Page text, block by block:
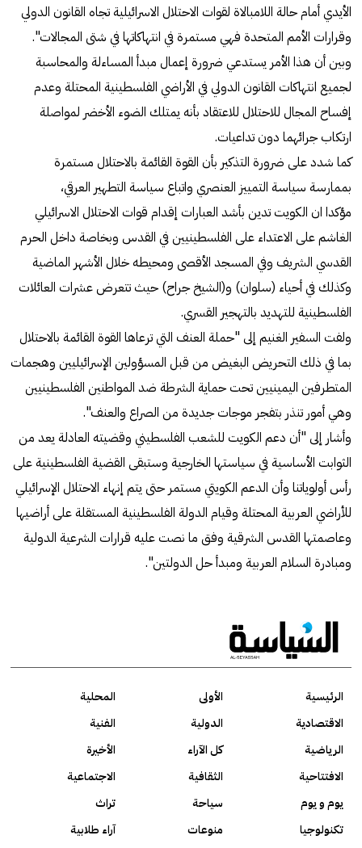
الأيدي أمام حالة اللامبالاة لقوات الاحتلال الاسرائيلية تجاه القانون الدولي
وقرارات الأمم المتحدة فهي مستمرة في انتهاكاتها في شتى المجالات".
وبين أن هذا الأمر يستدعي ضرورة إعمال مبدأ المساءلة والمحاسبة
لجميع انتهاكات القانون الدولي في الأراضي الفلسطينية المحتلة وعدم
إفساح المجال للاحتلال للاعتقاد بأنه يمتلك الضوء الأخضر لمواصلة
ارتكاب جرائهما دون تداعيات.
كما شدد على ضرورة التذكير بأن القوة القائمة بالاحتلال مستمرة
بممارسة سياسة التمييز العنصري واتباع سياسة التطهير العرقي،
مؤكدا ان الكويت تدين بأشد العبارات إقدام قوات الاحتلال الاسرائيلي
الغاشم على الاعتداء على الفلسطينيين في القدس وبخاصة داخل الحرم
القدسي الشريف وفي المسجد الأقصى ومحيطه خلال الأشهر الماضية
وكذلك في أحياء (سلوان) و(الشيخ جراح) حيث تتعرض عشرات العائلات
الفلسطينية للتهديد بالتهجير القسري.
ولفت السفير الغنيم إلى "حملة العنف التي ترعاها القوة القائمة بالاحتلال
بما في ذلك التحريض البغيض من قبل المسؤولين الإسرائيليين وهجمات
المتطرفين اليمينيين تحت حماية الشرطة ضد المواطنين الفلسطينيين
وهي أمور تنذر بتفجر موجات جديدة من الصراع والعنف".
وأشار إلى "أن دعم الكويت للشعب الفلسطيني وقضيته العادلة يعد من
الثوابت الأساسية في سياستها الخارجية وستبقى القضية الفلسطينية على
رأس أولوياتنا وأن الدعم الكويتي مستمر حتى يتم إنهاء الاحتلال الإسرائيلي
للأراضي العربية المحتلة وقيام الدولة الفلسطينية المستقلة على أراضيها
وعاصمتها القدس الشرقية وفق ما نصت عليه قرارات الشرعية الدولية
ومبادرة السلام العربية ومبدأ حل الدولتين".
الرئيسية الأولى
المحلية
الاقتصادية
الدولية
الفنية
الرياضية
كل الآراء
الأخيرة
الافتتاحية
الثقافية
الاجتماعية
يوم و يوم
سياحة
تراث
تكنولوجيا
منوعات آراء طلابية